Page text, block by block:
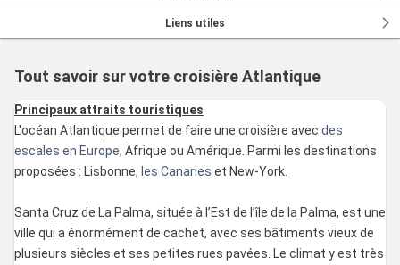
Liens utiles
Tout savoir sur votre croisière Atlantique
Principaux attraits touristiques
L'océan Atlantique permet de faire une croisière avec des
escales en Europe, Afrique ou Amérique. Parmi les destinations
proposées : Lisbonne, les Canaries et New-York.
Santa Cruz de La Palma, située à l’Est de l’île de la Palma, est une
ville qui a énormément de cachet, avec ses bâtiments vieux de
plusieurs siècles et ses petites rues pavées. Le climat y est très